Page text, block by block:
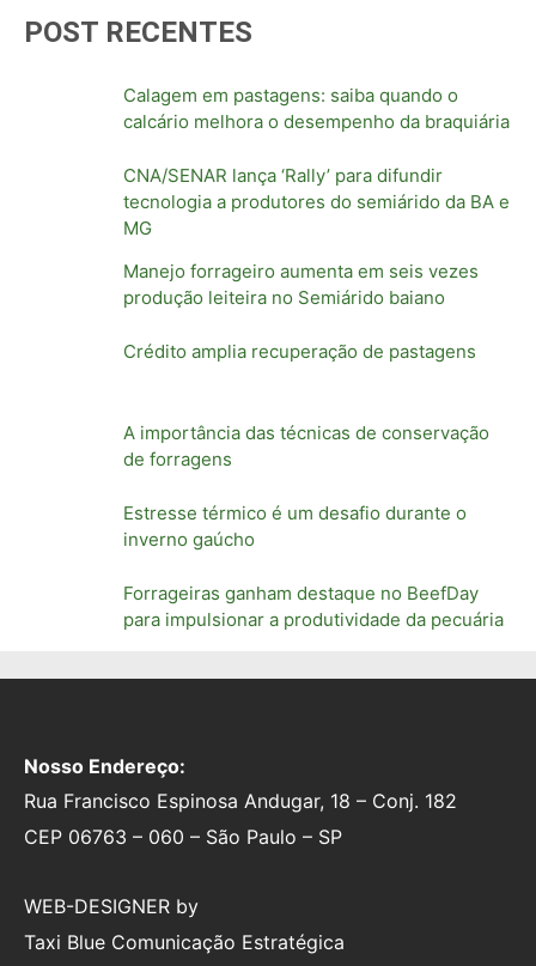
POST RECENTES
Calagem em pastagens: saiba quando o
calcário melhora o desempenho da braquiária
CNA/SENAR lança ‘Rally’ para difundir
tecnologia a produtores do semiárido da BA e
MG
Manejo forrageiro aumenta em seis vezes
produção leiteira no Semiárido baiano
Crédito amplia recuperação de pastagens
A importância das técnicas de conservação
de forragens
Estresse térmico é um desafio durante o
inverno gaúcho
Forrageiras ganham destaque no BeefDay
para impulsionar a produtividade da pecuária
Nosso Endereço:
Rua Francisco Espinosa Andugar, 18 – Conj. 182
CEP 06763 – 060 – São Paulo – SP
WEB-DESIGNER by
Taxi Blue Comunicação Estratégica